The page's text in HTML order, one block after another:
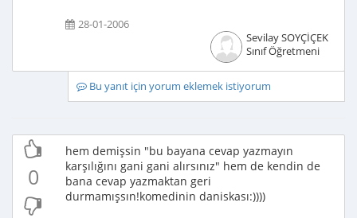
28-01-2006
Sevilay SOYÇİÇEK
Sınıf Öğretmeni
Bu yanıt için yorum eklemek istiyorum
0
hem demişsin "bu bayana cevap yazmayın
karşılığını gani gani alırsınız" hem de kendin de
bana cevap yazmaktan geri
durmamışsın!komedinin daniskası:))))